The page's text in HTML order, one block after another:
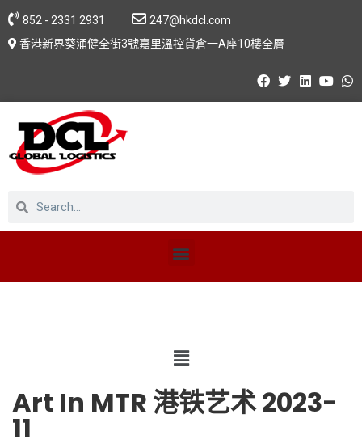
852 - 2331 2931
247@hkdcl.com
香港新界葵涌健全街3號嘉里溫控貨倉一A座10樓全層
Art In MTR 港铁艺术 2023-
11